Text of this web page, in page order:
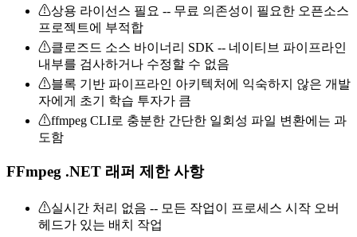
⚠상용 라이선스 필요 -- 무료 의존성이 필요한 오픈소스
프로젝트에 부적합
⚠클로즈드 소스 바이너리 SDK -- 네이티브 파이프라인
내부를 검사하거나 수정할 수 없음
⚠블록 기반 파이프라인 아키텍처에 익숙하지 않은 개발
자에게 초기 학습 투자가 큼
⚠ffmpeg CLI로 충분한 간단한 일회성 파일 변환에는 과
도함
FFmpeg .NET 래퍼 제한 사항
⚠실시간 처리 없음 -- 모든 작업이 프로세스 시작 오버
헤드가 있는 배치 작업